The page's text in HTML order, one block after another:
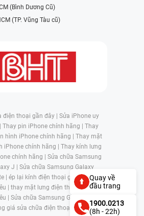
(Bình Dương Cũ)
(TP. Vũng Tàu cũ)
điện thoại gần đây | Sửa iPhone uy
Thay pin iPhone chính hãng | Thay
hình iPhone chính hãng | Thay mặt
iPhone chính hãng | Thay kính lưng
chính hãng | Sửa chữa Samsung
J | Sửa chữa Samsung Galaxy
| ép lại kính điện thoại giá bao
| thay mặt lưng điện thoại giá bao
| Sửa chữa Samsung Galaxy S |
giá sửa chữa điện thoại samsung |
Quay về
đầu trang
1900.0213
(8h - 22h)